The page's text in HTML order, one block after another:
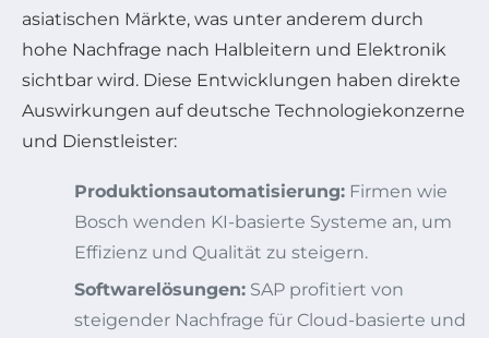
asiatischen Märkte, was unter anderem durch
hohe Nachfrage nach Halbleitern und Elektronik
sichtbar wird. Diese Entwicklungen haben direkte
Auswirkungen auf deutsche Technologiekonzerne
und Dienstleister:
Produktionsautomatisierung: Firmen wie
Bosch wenden KI-basierte Systeme an, um
Effizienz und Qualität zu steigern.
Softwarelösungen: SAP profitiert von
steigender Nachfrage für Cloud-basierte und